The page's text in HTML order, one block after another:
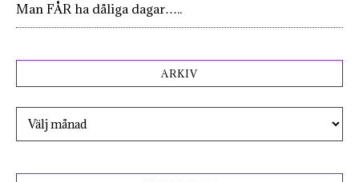
Man FÅR ha dåliga dagar…..
ARKIV
Arkiv